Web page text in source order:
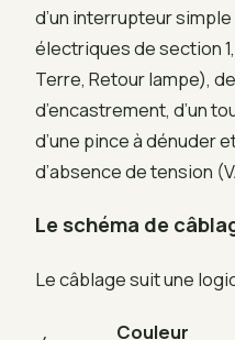
d’un interrupteur
électriques de section
Terre, Retour lampe),
d’encastrement, d’un
d’une pince à dénuder
d’absence de tension
Le schéma de
Le câblage suit une
Couleur